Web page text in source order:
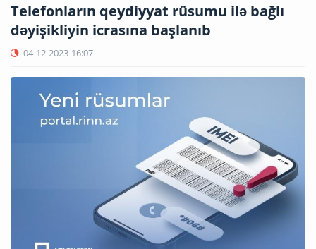
Telefonların qeydiyyat rüsumu ilə bağlı
dəyişikliyin icrasına başlanıb
04-12-2023 16:07